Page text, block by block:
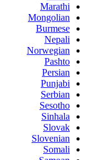
Marathi
Mongolian
Burmese
Nepali
Norwegian
Pashto
Persian
Punjabi
Serbian
Sesotho
Sinhala
Slovak
Slovenian
Somali